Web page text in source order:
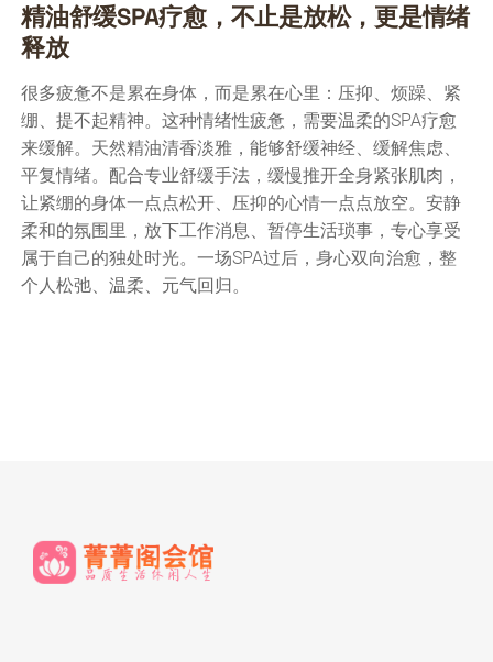
精油舒缓SPA疗愈，不止是放松，更是情绪
释放
很多疲惫不是累在身体，而是累在心里：压抑、烦躁、紧
绷、提不起精神。这种情绪性疲惫，需要温柔的SPA疗愈
来缓解。天然精油清香淡雅，能够舒缓神经、缓解焦虑、
平复情绪。配合专业舒缓手法，缓慢推开全身紧张肌肉，
让紧绷的身体一点点松开、压抑的心情一点点放空。安静
柔和的氛围里，放下工作消息、暂停生活琐事，专心享受
属于自己的独处时光。一场SPA过后，身心双向治愈，整
个人松弛、温柔、元气回归。